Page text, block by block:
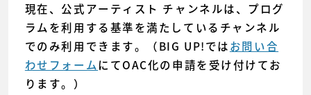
現在、公式アーティスト チャンネルは、プログ
ラムを利用する基準を満たしているチャンネル
でのみ利用できます。（BIG UP!ではお問い合
わせフォームにてOAC化の申請を受け付けてお
ります。）